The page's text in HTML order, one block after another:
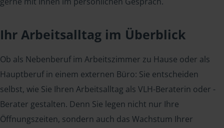
Ihr Arbeitsalltag im Überblick
Ob als Nebenberuf im Arbeitszimmer zu Hause oder als
Hauptberuf in einem externen Büro: Sie entscheiden
selbst, wie Sie Ihren Arbeitsalltag als VLH-Beraterin oder -
Berater gestalten. Denn Sie legen nicht nur Ihre
Öffnungszeiten, sondern auch das Wachstum Ihrer